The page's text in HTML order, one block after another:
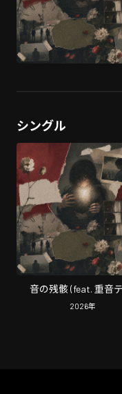
シングル
音の残骸 (feat. 重音
2026年